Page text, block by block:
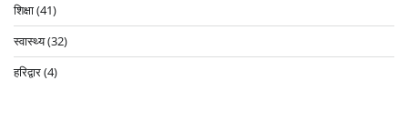
शिक्षा(41)
स्वास्थ्य(32)
हरिद्वार(4)